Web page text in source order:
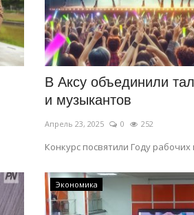
В Аксу объединили
и музыкантов
Апрель 23, 2025 0 252
Конкурс посвятили Году рабочих
Экономика